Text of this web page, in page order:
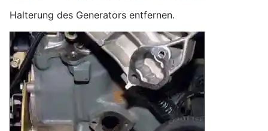
Halterung des Generators entfernen.